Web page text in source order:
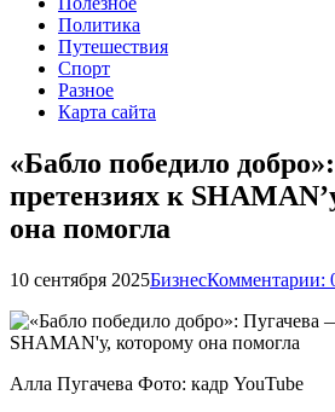
Политика
Путешествия
Спорт
Разное
Карта сайта
«Бабло победило
претензиях к
она помогла
10 сентября 2025БизнесКомментарии:
Алла Пугачева Фото: кадр YouTube